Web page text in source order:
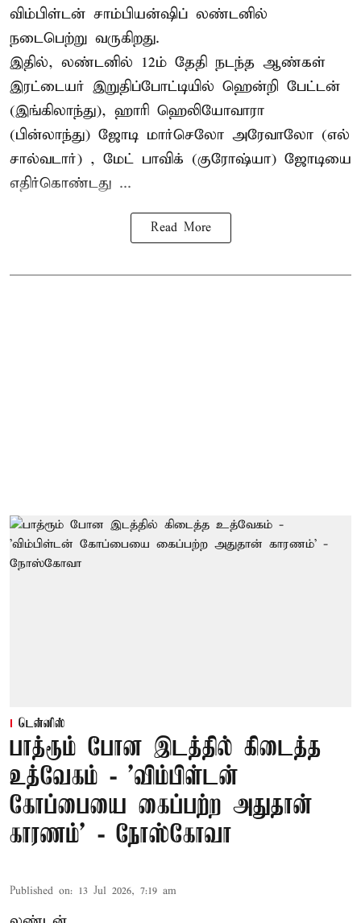
விம்பிள்டன் சாம்பியன்ஷிப் லண்டனில்
நடைபெற்று வருகிறது.
இதில், லண்டனில் 12ம் தேதி நடந்த ஆண்கள்
இரட்டையர் இறுதிப்போட்டியில் ஹென்றி பேட்டன்
(இங்கிலாந்து), ஹாரி ஹெலியோவாரா
(பின்லாந்து) ஜோடி மார்செலோ அரேவாலோ (எல்
சால்வடார்) , மேட் பாவிக் (குரோஷ்யா) ஜோடியை
எதிர்கொண்டது ...
Read More
டென்னிஸ்
பாத்ரூம் போன இடத்தில் கிடைத்த
உத்வேகம் - ’விம்பிள்டன்
கோப்பையை கைப்பற்ற அதுதான்
காரணம்’ - நோஸ்கோவா
Published on: 13 Jul 2026, 7:19 am